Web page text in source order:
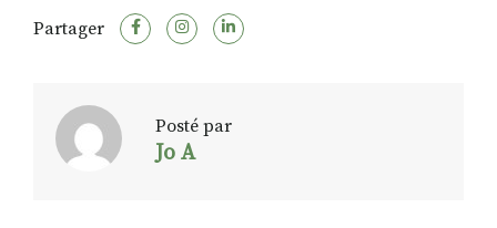
Partager
Posté par
Jo A